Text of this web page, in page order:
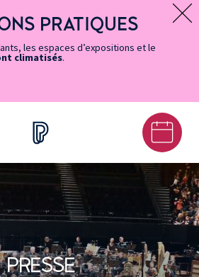
PRATIQUES
les espaces d’expositions et le
climatisés.
PRESSE